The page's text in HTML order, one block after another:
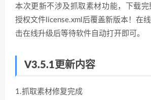
本次更新不涉及抓取素材功能，下载
授权文件license.xml后覆盖新版本！在
击在线升级后等待软件自动打开即可。
V3.5.1更新内容
1.抓取素材修复完成